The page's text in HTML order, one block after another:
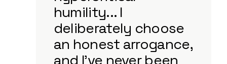
humility... I
deliberately choose
an honest arrogance,
and I've never been